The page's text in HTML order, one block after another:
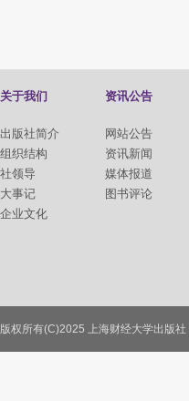
关于我们
出版社简介
组织结构
社领导
大事记
企业文化
资讯公告
网站公告
资讯新闻
媒体报道
图书评论
联系我们
版权所有(C)2025 上海财经大学出版社